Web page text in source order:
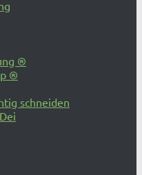
®
®
schneiden